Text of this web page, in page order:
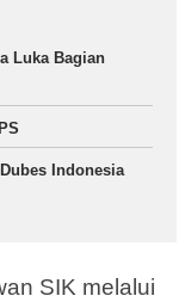
Luka Bagian
Indonesia
SIK melalui